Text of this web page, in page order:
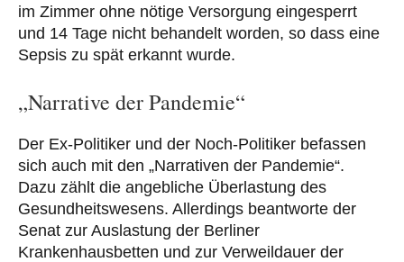
im Zimmer ohne nötige Versorgung eingesperrt
und 14 Tage nicht behandelt worden, so dass eine
Sepsis zu spät erkannt wurde.
„Narrative der Pandemie“
Der Ex-Politiker und der Noch-Politiker befassen
sich auch mit den „Narrativen der Pandemie“.
Dazu zählt die angebliche Überlastung des
Gesundheitswesens. Allerdings beantworte der
Senat zur Auslastung der Berliner
Krankenhausbetten und zur Verweildauer der